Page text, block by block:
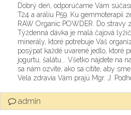
Dobrý deň, odporúčame Vám
T24 a aráliu P59. Ku gemmoterapii
RAW Organic POWDER. Do stravy
Týždenná dávka je malá čajová
minerály, ktoré potrebuje Váš
posýpať každé uvarené jedlo, ktoré
jogurtu, šalátu... Všetko nájdete na
sa nám ozvite, ako sa cítite, aby
Veľa zdravia Vám prajú Mgr. J.
admin